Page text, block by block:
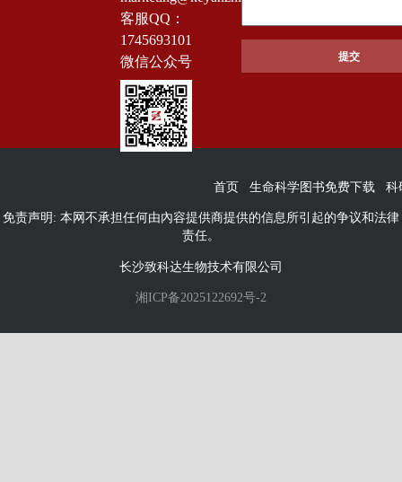
客服QQ：
1745693101
微信公众号
首页 生命科学图书免费下载 科
免责声明: 本网不承担任何由內容提供商提供的信息所引起的争议和法律
责任。
长沙致科达生物技术有限公司
湘ICP备2025122692号-2